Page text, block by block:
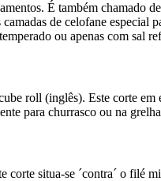
É também chamado
de celofane especial
ou apenas com sal
roll (inglês). Este corte em
para churrasco ou na
situa-se ´contra´ o filé